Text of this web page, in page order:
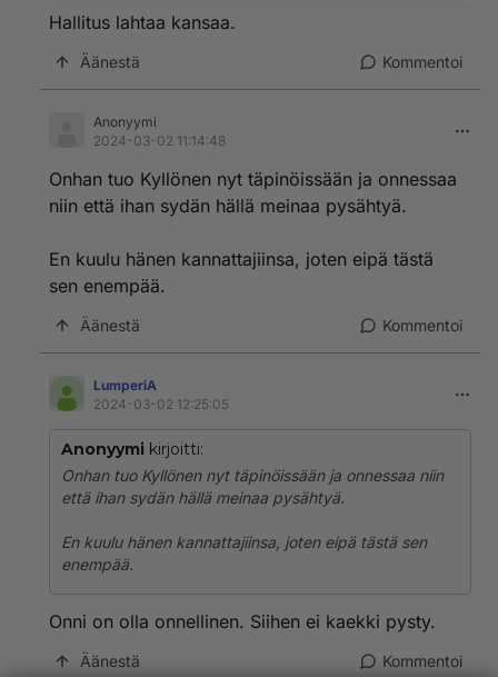
Hallitus lahtaa kansaa.
Äänestä Kommentoi
Anonyymi
2024-03-02 11:14:48
Onhan tuo Kyllönen nyt täpinöissään ja onnessaa
niin että ihan sydän hällä meinaa pysähtyä.
En kuulu hänen kannattajiinsa, joten eipä tästä
sen enempää.
Äänestä Kommentoi
LumperiA
2024-03-02 12:25:05
Anonyymi kirjoitti:
Onhan tuo Kyllönen nyt täpinöissään ja onnessaa niin
että ihan sydän hällä meinaa pysähtyä.
En kuulu hänen kannattajiinsa, joten eipä tästä sen
enempää.
Onni on olla onnellinen. Siihen ei kaekki pysty.
Äänestä Kommentoi